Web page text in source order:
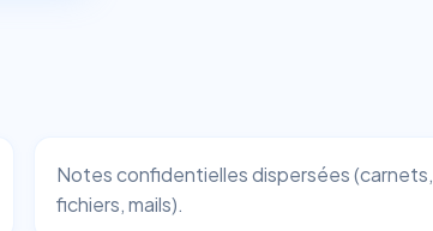
Notes confidentielles dispersées (carnets,
fichiers, mails).